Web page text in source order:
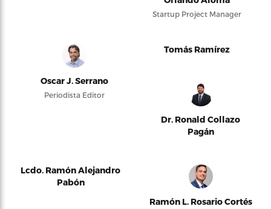
Startup Project Manager
Oscar J. Serrano
Periodista Editor
Tomás Ramírez
Dr. Ronald Collazo
Pagán
Lcdo. Ramón Alejandro
Pabón
Ramón L. Rosario Cortés